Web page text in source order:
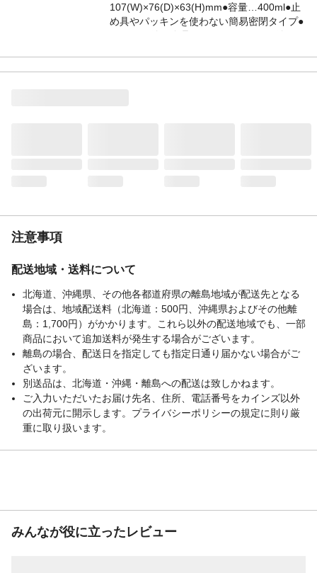
107(W)×76(D)×63(H)mm●容量…400ml●止
め具やパッキンを使わない簡易密閉タイプ●
注意事項
配送地域・送料について
北海道、沖縄県、その他各都道府県の離島地域が配送先となる
場合は、地域配送料（北海道：500円、沖縄県およびその他離
島：1,700円）がかかります。これら以外の配送地域でも、一部
商品において追加送料が発生する場合がございます。
離島の場合、配送日を指定しても指定日通り届かない場合がご
ざいます。
別送品は、北海道・沖縄・離島への配送は致しかねます。
ご入力いただいたお届け先名、住所、電話番号をカインズ以外
の出荷元に開示します。プライバシーポリシーの規定に則り厳
重に取り扱います。
みんなが役に立ったレビュー